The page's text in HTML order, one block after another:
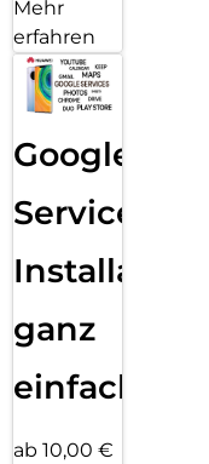
Mehr
erfahren
Google
Services
Installation
ganz
einfach
ab 10,00 €